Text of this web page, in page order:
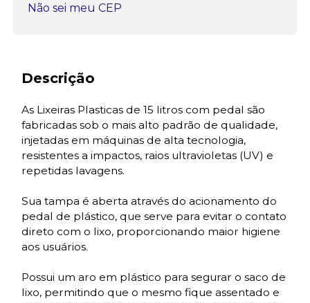
Não sei meu CEP
Descrição
As Lixeiras Plasticas de 15 litros com pedal são
fabricadas sob o mais alto padrão de qualidade,
injetadas em máquinas de alta tecnologia,
resistentes a impactos, raios ultravioletas (UV) e
repetidas lavagens.
Sua tampa é aberta através do acionamento do
pedal de plástico, que serve para evitar o contato
direto com o lixo, proporcionando maior higiene
aos usuários.
Possui um aro em plástico para segurar o saco de
lixo, permitindo que o mesmo fique assentado e